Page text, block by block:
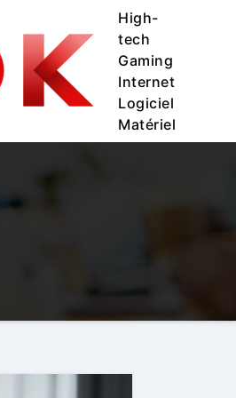
High-
tech
Gaming
Internet
Logiciel
Matériel